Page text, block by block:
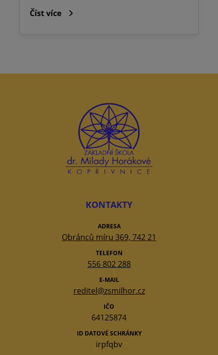
Číst více
KONTAKTY
ADRESA
Obránců míru 369, 742 21
TELEFON
556 802 288
E-MAIL
reditel@zsmilhor.cz
IČO
64125874
ID DATOVÉ SCHRÁNKY
irpfqbv